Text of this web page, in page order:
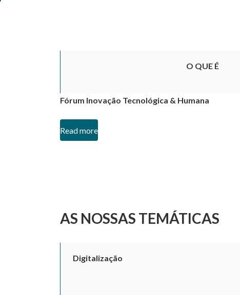
O QUE É
Fórum Inovação Tecnológica & Humana
Read more
AS NOSSAS TEMÁTICAS
Digitalização